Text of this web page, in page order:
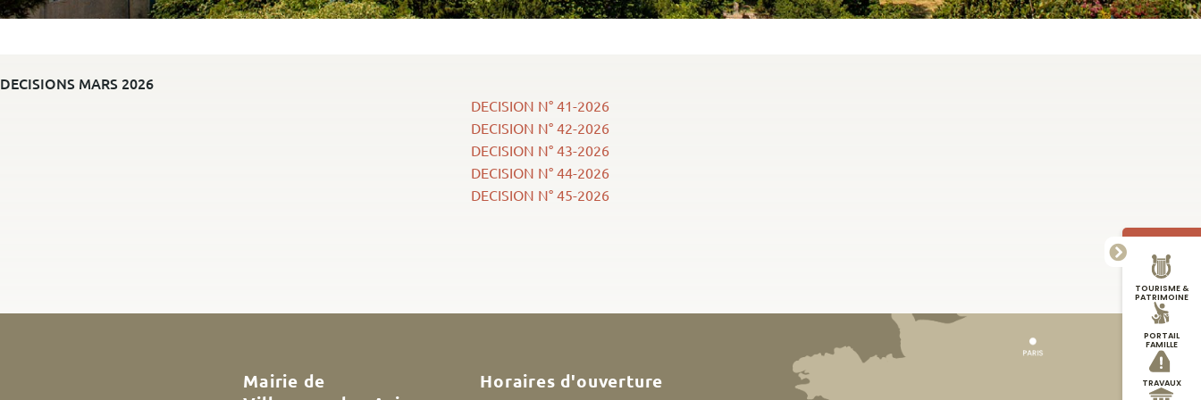
TOURISME &
PATRIMOINE
PORTAIL
FAMILLE
TRAVAUX
DECISIONS MARS 2026
DECISION N° 41-2026
DECISION N° 42-2026
DECISION N° 43-2026
DECISION N° 44-2026
DECISION N° 45-2026
Mairie de
Horaires d'ouverture